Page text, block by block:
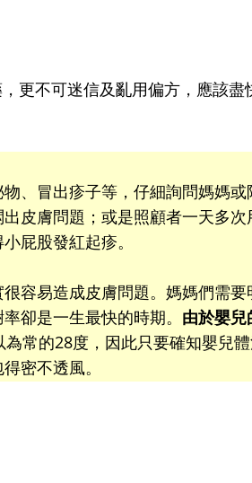
更不可迷信及亂用偏方，應該盡
、冒出疹子等，仔細詢問媽媽或
皮膚問題；或是照顧者一天多次
屁股發紅起疹。
容易造成皮膚問題。媽媽們需要
卻是一生最快的時期。 由於嬰兒
為常的28度，因此只要確知嬰兒
密不透風。